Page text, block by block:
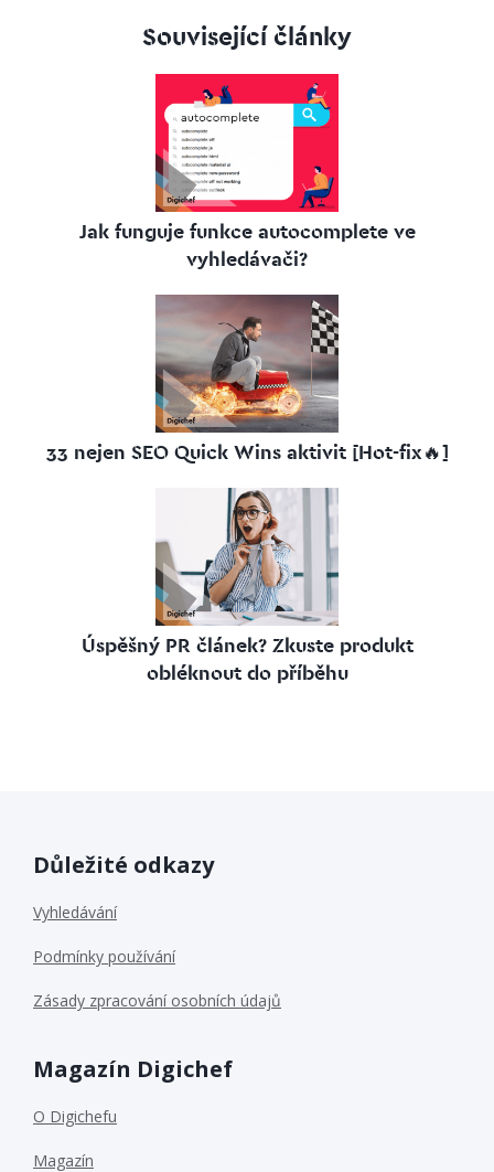
Související články
Jak funguje funkce autocomplete ve
vyhledávači?
33 nejen SEO Quick Wins aktivit [Hot-fix🔥]
Úspěšný PR článek? Zkuste produkt
obléknout do příběhu
Důležité odkazy
Vyhledávání
Podmínky používání
Zásady zpracování osobních údajů
Magazín Digichef
O Digichefu
Magazín